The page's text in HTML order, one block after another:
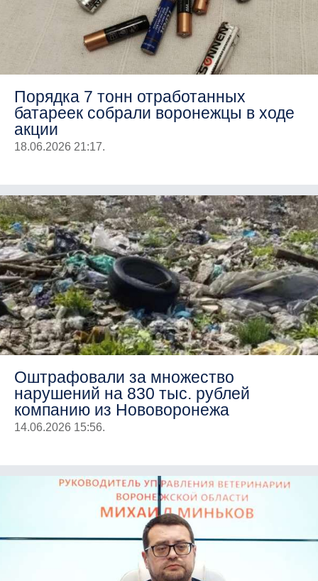
Порядка 7 тонн отработанных
батареек собрали воронежцы в ходе
акции
18.06.2026 21:17.
Оштрафовали за множество
нарушений на 830 тыс. рублей
компанию из Нововоронежа
14.06.2026 15:56.